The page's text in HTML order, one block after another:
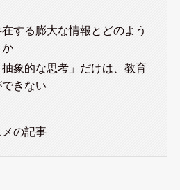
する膨大な情報とどのよう
か
抽象的な思考」だけは、教育
きない
の記事